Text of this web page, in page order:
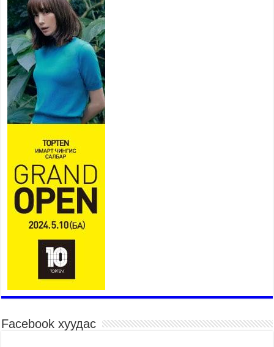
ажиллаж, иргэдийн саналыг
сонслоо
2026 оны 7 сар 22 / 17 цаг 04 минут
Нийслэлийн өвөлжилтийн
бэлтгэл ажил 50 орчим хувийн
гүйцэтгэлтэй байна
2026 оны 7 сар 22 / 14 цаг 15 минут
Хүн амын хүнсний хэрэгцээг дотоодын
үйлдвэрлэлээр нэн тэргүүнд хангах зарчмыг
баримтална
2026 оны 7 сар 22 / 14 цаг 07 минут
Аюулгүй байдал, гадаад бодлогын байнгын
хороо ээлжит чуулганы хугацаанд 18 удаа
хуралдаж, 36 асуудал хэлэлцжээ
2026 оны 7 сар 22 / 11 цаг 43 минут
“4 улирлын турш үйл ажиллагаа явуулах
боломжтой-Хүүхэд хөгжүүлэх төв” байгуулах
хүрээнд хамтран ажиллахыг урьж байна
2026 оны 7 сар 22 / 9 цаг 28 минут
Б.Пүрэвдагва: “Урт цагаан”-ыг залуучууд чөлөөт
цагаа өнгөрүүлдэг, жуулчид зорьж ирдэг цэг
болгоно
Тусгай замын автобус /BRT/ төслийн удирдах
Facebook хуудас